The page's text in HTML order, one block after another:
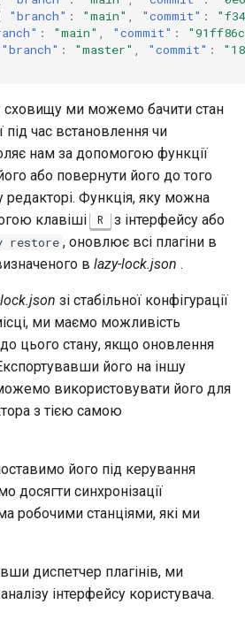
"branch" : "main" , "commit" :
: "main" , "commit" :
"branch" : "master" , "commit" :
сховищу ми можемо бачити стан
під час встановлення чи
нам за допомогою функції
або повернути його до того
редакторі. Функція, яку можна
клавіші
R
з інтерфейсу або
restore , оновлює всі плагіни в
в lazy-lock.json .
зі стабільної конфігурації
ми маємо можливість
цього стану, якщо оновлення
його на іншу
використовувати його для
з тією самою
його під керування
досягти синхронізації
робочими станціями, які ми
диспетчер плагінів, ми
інтерфейсу користувача.